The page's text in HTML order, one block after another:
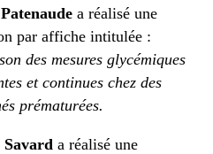
a réalisé une
par affiche intitulée :
des mesures glycémiques
et continues chez des
prématurées.
a réalisé une